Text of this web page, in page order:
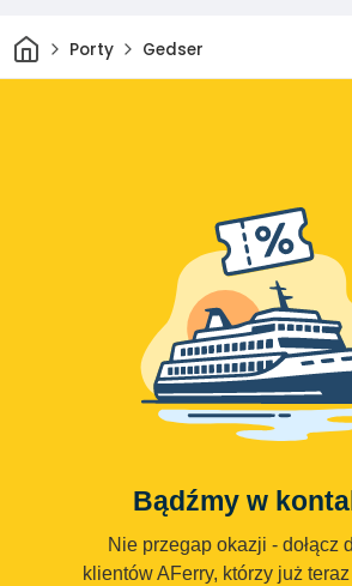
DomPorty Gedser
Bądźmy w
Nie przegap okazji - dołącz
klientów AFerry, którzy już